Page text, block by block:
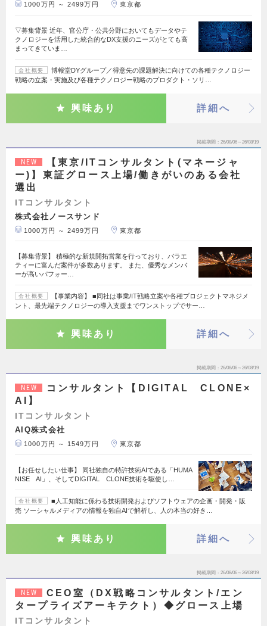
1000万円 ～ 2499万円 東京都
▽募集背景 近年、官公庁・公共分野においてもデータやテ
クノロジーを活用した統合的なDX支援のニーズがとても高
まってきていま…
会社概要
博報堂DYグループ／得意先の課題解決に向けての各種テクノロジー
戦略の立案・実施及び各種テクノロジー戦略のプロダクト・ソリ…
興味あり 詳細へ
掲載期間 26/08/06～26/08/19
NEW
【東京/ITコンサルタント(マネージャ
ー)】東証グロース上場/働きがいのある会社
選出
ITコンサルタント
株式会社ノースサンド
1000万円 ～ 2499万円 東京都
【募集背景】 積極的な新規開拓営業を行っており、バラエ
ティーに富んだ案件が多数あります。 また、優秀なメンバ
ーが高いパフォー…
会社概要
【事業内容】 ■同社は事業/IT戦略立案や各種プロジェクトマネジメ
ント、最先端テクノロジーの導入支援までワンストップでサー…
興味あり 詳細へ
掲載期間 26/08/06～26/08/19
NEW
コンサルタント【DIGITAL CLONE×
AI】
ITコンサルタント
AIQ株式会社
1000万円 ～ 1549万円 東京都
【お任せしたい仕事】 同社独自の特許技術AIである「HUMA
NISE AI」、そしてDIGITAL CLONE技術を駆使し…
会社概要
■人工知能に係わる技術開発およびソフトウェアの企画・開発・販
売 ソーシャルメディアの情報を独自AIで解析し、人の本当の好き…
興味あり 詳細へ
掲載期間 26/08/06～26/08/19
NEW
CEO室（DX戦略コンサルタント/エン
タープライズアーキテクト）◆グロース上場
ITコンサルタント